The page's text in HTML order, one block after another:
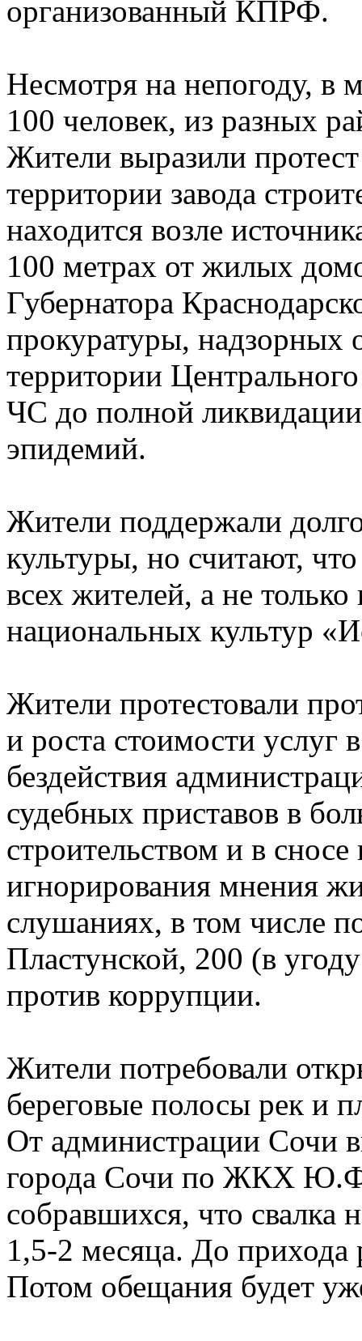
организованный КПРФ.
Несмотря на непогоду, в
100 человек, из разных
Жители выразили
территории завода
находится возле
100 метрах от жилых
Губернатора
прокуратуры, надзорных
территории
ЧС до полной
эпидемий.
Жители поддержали
культуры, но считают,
всех жителей, а не
национальных культур
Жители протестовали
и роста стоимости
бездействия
судебных приставов в
строительством и в
игнорирования мнения
слушаниях, в том числе
Пластунской, 200 (в
против коррупции.
Жители потребовали
береговые полосы рек и
От администрации Сочи
города Сочи по ЖКХ
собравшихся, что свалка
1,5-2 месяца. До прихода
Потом обещания будет